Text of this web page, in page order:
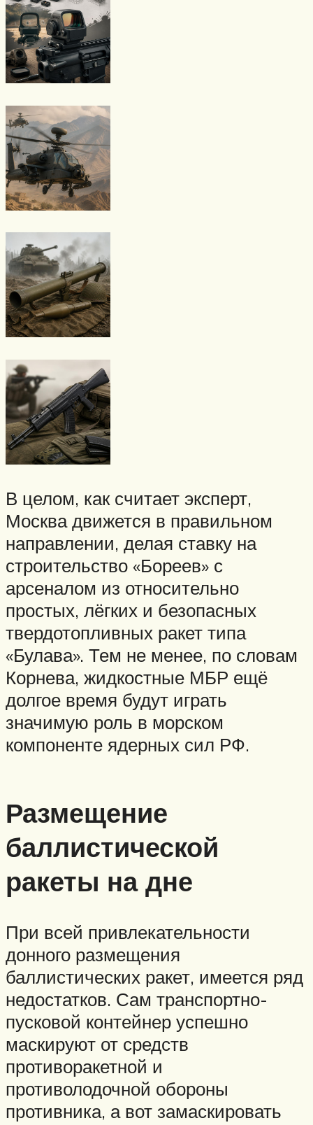
В целом, как считает эксперт,
Москва движется в правильном
направлении, делая ставку на
строительство «Бореев» с
арсеналом из относительно
простых, лёгких и безопасных
твердотопливных ракет типа
«Булава». Тем не менее, по словам
Корнева, жидкостные МБР ещё
долгое время будут играть
значимую роль в морском
компоненте ядерных сил РФ.
Размещение
баллистической
ракеты на дне
При всей привлекательности
донного размещения
баллистических ракет, имеется ряд
недостатков. Сам транспортно-
пусковой контейнер успешно
маскируют от средств
противоракетной и
противолодочной обороны
противника, а вот замаскировать